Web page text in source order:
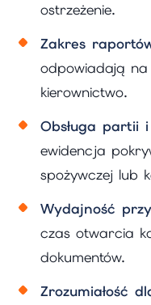
ostrzeżenie.
Zakres
odpowiadają
kierownictwo.
Obsługa partii
ewidencja
spożywczej lub
Wydajność
czas otwarcia
dokumentów.
Zrozumiałość